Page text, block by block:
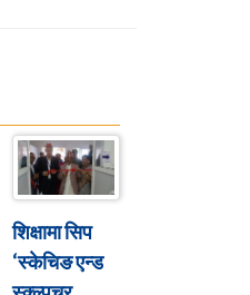
शिक्षामा सिप
‘स्केचिङ एन्ड